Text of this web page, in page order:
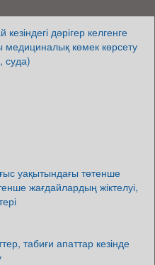
дәрігер келгенге
медициналық көмек көрсету
суда)
уақытындағы төтенше
жағдайлардың жіктелуі,
табиғи апаттар кезінде